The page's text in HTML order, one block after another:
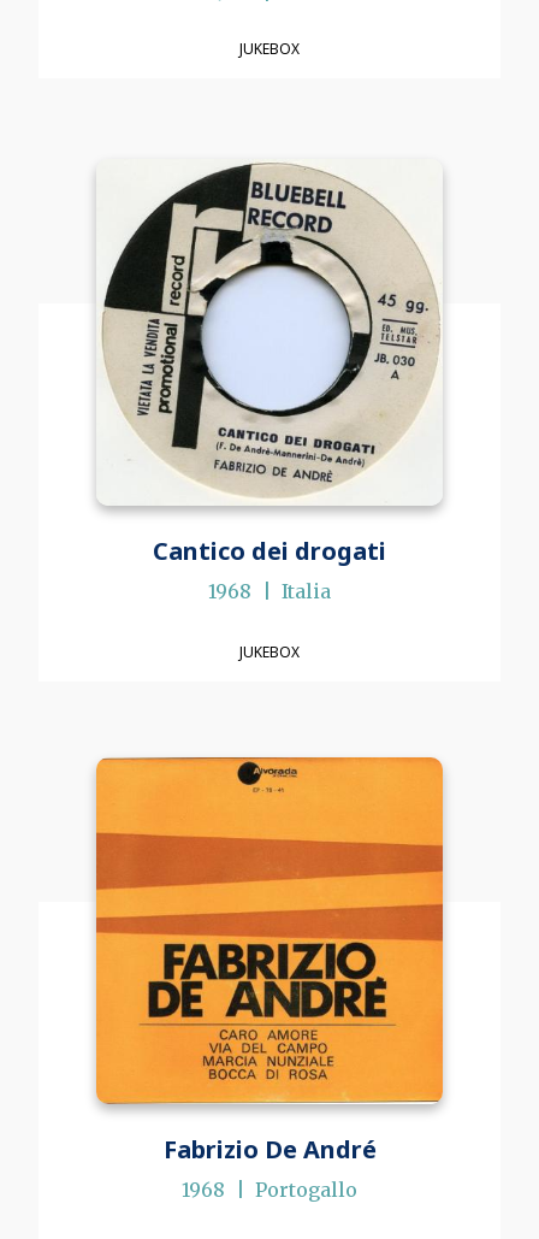
JUKEBOX
Cantico dei drogati
1968 Italia
JUKEBOX
Fabrizio De André
1968 Portogallo